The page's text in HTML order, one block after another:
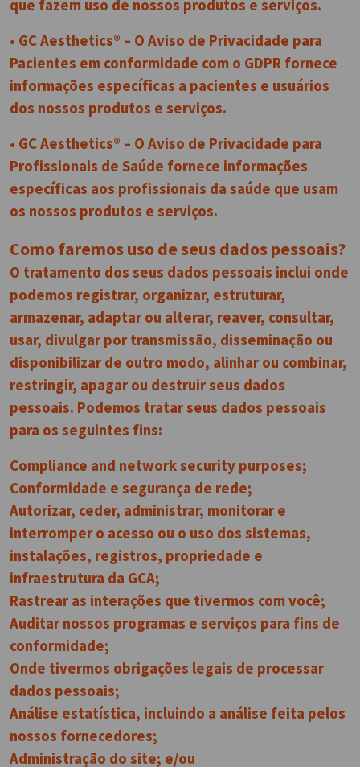
que fazem uso de nossos produtos e serviços.
• GC Aesthetics® – O Aviso de Privacidade para
Pacientes em conformidade com o GDPR fornece
informações específicas a pacientes e usuários
dos nossos produtos e serviços.
• GC Aesthetics® – O Aviso de Privacidade para
Profissionais de Saúde fornece informações
específicas aos profissionais da saúde que usam
os nossos produtos e serviços.
Como faremos uso de seus dados pessoais?
O tratamento dos seus dados pessoais inclui onde
podemos registrar, organizar, estruturar,
armazenar, adaptar ou alterar, reaver, consultar,
usar, divulgar por transmissão, disseminação ou
disponibilizar de outro modo, alinhar ou combinar,
restringir, apagar ou destruir seus dados
pessoais. Podemos tratar seus dados pessoais
para os seguintes fins:
Compliance and network security purposes;
Conformidade e segurança de rede;
Autorizar, ceder, administrar, monitorar e
interromper o acesso ou o uso dos sistemas,
instalações, registros, propriedade e
infraestrutura da GCA;
Rastrear as interações que tivermos com você;
Auditar nossos programas e serviços para fins de
conformidade;
Onde tivermos obrigações legais de processar
dados pessoais;
Análise estatística, incluindo a análise feita pelos
nossos fornecedores;
Administração do site; e/ou